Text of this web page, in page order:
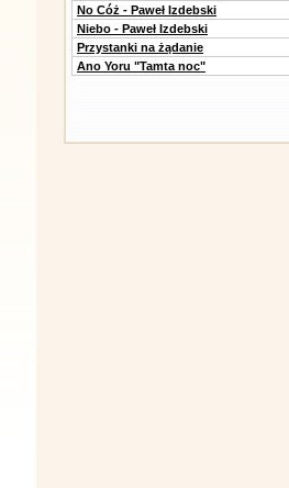
No Cóż - Paweł Izdebski
Niebo - Paweł Izdebski
Przystanki na żądanie
Ano Yoru "Tamta noc"